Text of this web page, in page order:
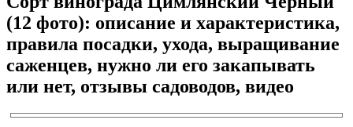
(12 фото): описание и характеристика,
правила посадки, ухода, выращивание
саженцев, нужно ли его закапывать
или нет, отзывы садоводов, видео